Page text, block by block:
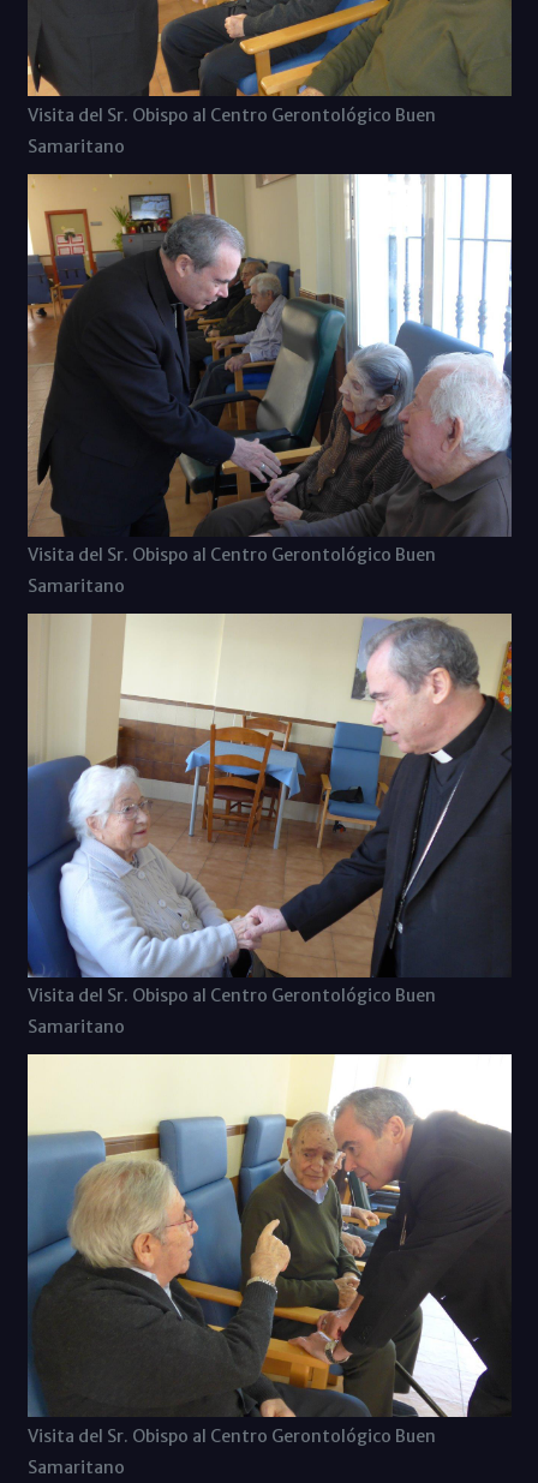
Visita del Sr. Obispo al Centro Gerontológico Buen
Samaritano
Visita del Sr. Obispo al Centro Gerontológico Buen
Samaritano
Visita del Sr. Obispo al Centro Gerontológico Buen
Samaritano
Visita del Sr. Obispo al Centro Gerontológico Buen
Samaritano